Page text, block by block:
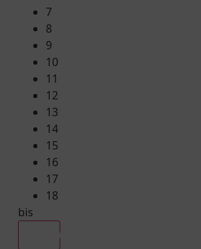
7
8
9
10
11
12
13
14
15
16
17
18
bis